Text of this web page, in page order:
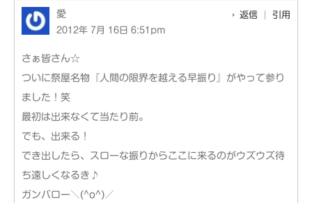
愛
2012年 7月 16日 6:51pm
返信 引用
さぁ皆さん☆
ついに祭屋名物『人間の限界を越える早振り』がやって参り
ました！笑
最初は出来なくて当たり前。
でも、出来る！
でき出したら、スローな振りからここに来るのがウズウズ待
ち遠しくなるき♪
ガンバロー＼(^o^)／